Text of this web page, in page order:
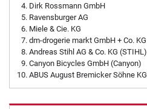
Dirk Rossmann GmbH
Ravensburger AG
Miele & Cie. KG
dm-drogerie markt GmbH + Co. KG
Andreas Stihl AG & Co. KG (STIHL)
Canyon Bicycles GmbH (Canyon)
ABUS August Bremicker Söhne KG